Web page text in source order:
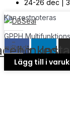
24-26 dec |
© Copyright 2026
Linkedin
Kan restnoteras
-
GPPH
mängd
Lägg till i